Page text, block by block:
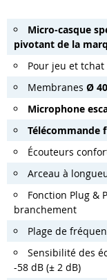
Micro-casque
pivotant de la
Pour jeu et
Membranes Ø
Microphone
Télécommande
Écouteurs
Arceau à
Fonction Plug &
branchement
Plage de
Sensibilité des
-58 dB (± 2 dB)